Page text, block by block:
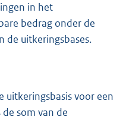
in het
bedrag onder de
de uitkeringsbases.
uitkeringsbasis voor een
som van de